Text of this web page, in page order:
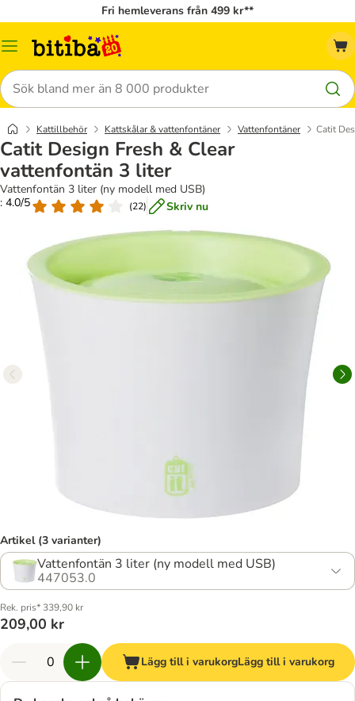
Fri hemleverans från 499 kr**
Meny
Sök
Kattillbehör Kattskålar & vattenfontäner Vattenfontäner Catit
Catit Design Fresh & Clear
vattenfontän 3 liter
Vattenfontän 3 liter (ny modell med USB)
: 4.0/5
(22) Skriv nu
Artikel (3 varianter)
Vattenfontän 3 liter (ny modell med USB)
447053.0
Rek. pris* 339,90 kr
209,00 kr
Lägg till i varukorgLägg till i varukorg